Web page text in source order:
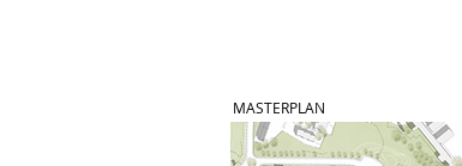
MASTERPLAN